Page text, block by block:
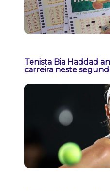
Tenista Bia Haddad
carreira neste